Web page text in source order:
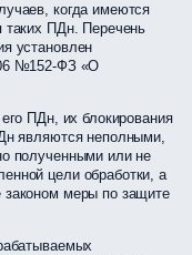
когда имеются
таких ПДн. Перечень
установлен
№152-ФЗ «О
ПДн, их блокирования
являются неполными,
полученными или не
цели обработки, а
законом меры по защите